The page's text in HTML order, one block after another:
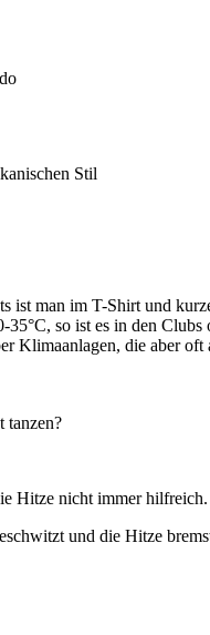
Stil
ist man im T-Shirt und
so ist es in den
die aber
tanzen?
Hitze nicht immer
und die Hitze